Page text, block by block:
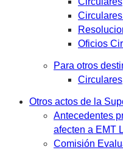
Oficios
Para otros
Circulares
Otros actos de la
Antecedentes
afecten a EMT
Comisión